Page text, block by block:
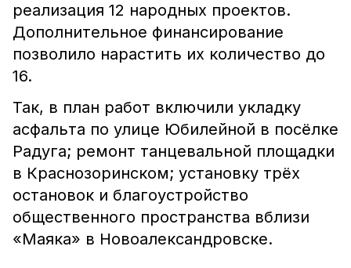
реализация 12 народных проектов.
Дополнительное финансирование
позволило нарастить их количество до
16.
Так, в план работ включили укладку
асфальта по улице Юбилейной в посёлке
Радуга; ремонт танцевальной площадки
в Краснозоринском; установку трёх
остановок и благоустройство
общественного пространства вблизи
«Маяка» в Новоалександровске.